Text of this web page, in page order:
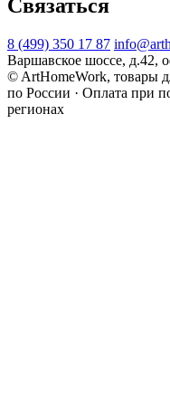
Связаться
8 (499) 350 17 87
Варшавское шоссе, д.42,
© ArtHomeWork, товары
по России · Оплата при
регионах